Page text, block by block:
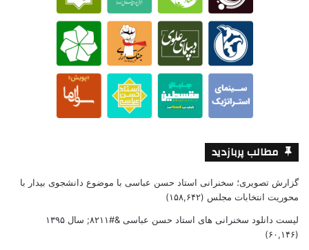
مطالب پربازدید
گزارش تصویری؛ سخنرانی استاد حسن عباسی با موضوع دانشجوی بیدار با
محوریت انتخابات مجلس (۱۵۸,۶۴۲)
لیست دانلود سخنرانی های استاد حسن عباسی &#۸۲۱۱; سال ۱۳۹۵
(۶۰,۱۴۶)